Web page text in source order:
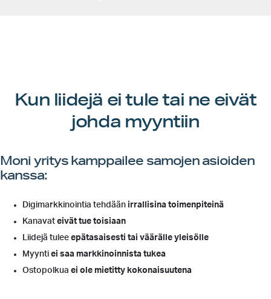
Kun liidejä ei tule tai ne eivät
johda myyntiin
Moni yritys kamppailee samojen asioiden
kanssa:
Digimarkkinointia tehdään irrallisina toimenpiteinä
Kanavat eivät tue toisiaan
Liidejä tulee epätasaisesti tai väärälle yleisölle
Myynti ei saa markkinoinnista tukea
Ostopolkua ei ole mietitty kokonaisuutena